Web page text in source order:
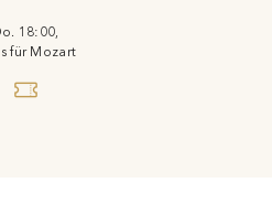
18:00,
für Mozart